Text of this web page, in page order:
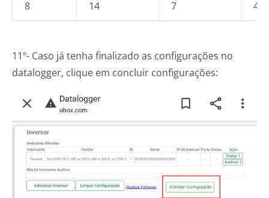
8 14 7 4
11º- Caso já tenha finalizado as configurações no
datalogger, clique em concluir configurações: